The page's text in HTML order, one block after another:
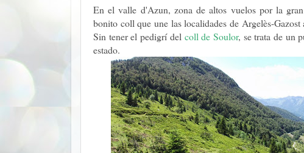
En el valle d'Azun, zona de altos vuelos por la
bonito coll que une las localidades de Argelès-
Sin tener el pedigrí del coll de Soulor, se trata de un
estado.